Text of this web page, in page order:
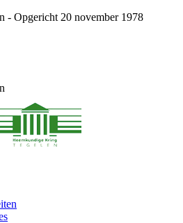
- Opgericht 20 november 1978